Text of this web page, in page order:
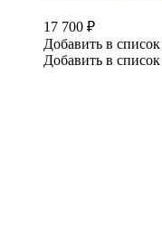
17 700 ₽
Добавить в
Добавить в